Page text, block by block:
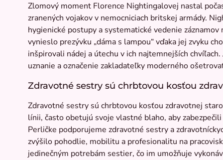
Zlomový moment Florence Nightingalovej nastal
zranených vojakov v nemocniciach britskej armády.
hygienické postupy a systematické vedenie
vynieslo prezývku „dáma s lampou“ vďaka jej zvyku
inšpirovali nádej a útechu v ich najtemnejších
uznanie a označenie zakladateľky moderného
Zdravotné sestry sú chrbtovou kosťou
Zdravotné sestry sú chrbtovou kosťou zdravotnej
línii, často obetujú svoje vlastné blaho, aby
Perličke podporujeme zdravotné sestry a
zvýšilo pohodlie, mobilitu a profesionalitu na
jedinečným potrebám sestier, čo im umožňuje